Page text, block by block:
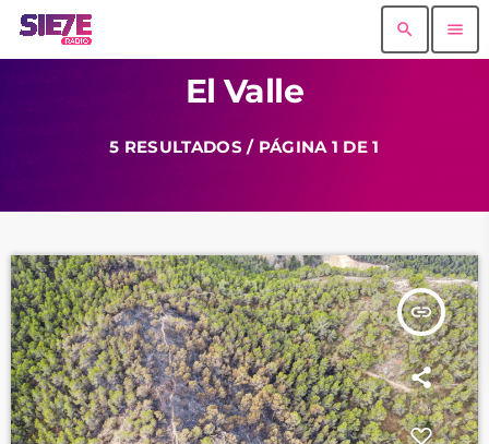
search menu
El Valle
5 RESULTADOS / PÁGINA 1 DE 1
insert_link